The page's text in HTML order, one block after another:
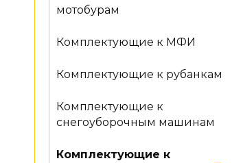
мотобурам
Комплектующие к МФИ
Комплектующие к рубанкам
Комплектующие к
снегоуборочным машинам
Комплектующие к